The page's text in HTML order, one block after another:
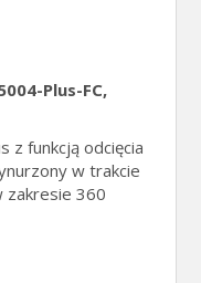
Plus-FC,
z funkcją odcięcia
w trakcie
zakresie 360